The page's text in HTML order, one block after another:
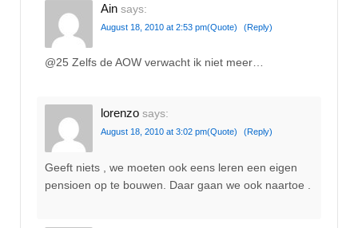
Ain says:
August 18, 2010 at 2:53 pm(Quote) (Reply)
@25 Zelfs de AOW verwacht ik niet meer…
lorenzo says:
August 18, 2010 at 3:02 pm(Quote) (Reply)
Geeft niets , we moeten ook eens leren een eigen
pensioen op te bouwen. Daar gaan we ook naartoe .